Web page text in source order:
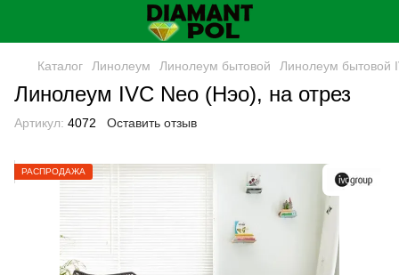
Каталог Линолеум Линолеум бытовой Линолеум бытовой
Линолеум IVC Neo (Нэо), на отрез
Артикул: 4072 Оставить отзыв
РАСПРОДАЖА